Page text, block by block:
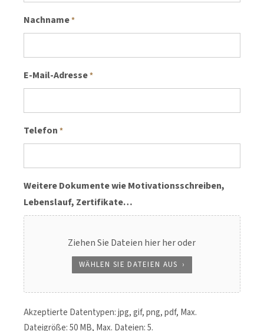
Nachname*
E-Mail-Adresse*
Telefon *
Weitere Dokumente wie Motivationsschreiben,
Lebenslauf, Zertifikate…
Ziehen Sie Dateien hier her oder
WÄHLEN SIE DATEIEN AUS
Akzeptierte Datentypen: jpg, gif, png, pdf, Max.
Dateigröße: 50 MB, Max. Dateien: 5.